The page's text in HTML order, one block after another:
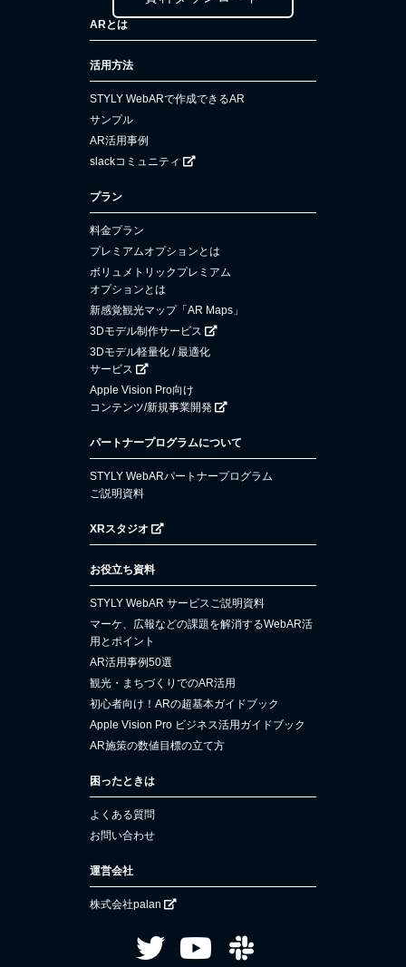
ARとは
活用方法
STYLY WebARで作成できるAR
サンプル
AR活用事例
slackコミュニティ
プラン
料金プラン
プレミアムオプションとは
ボリュメトリックプレミアム
オプションとは
新感覚観光マップ「AR Maps」
3Dモデル制作サービス
3Dモデル軽量化 / 最適化
サービス
Apple Vision Pro向け
コンテンツ/新規事業開発
パートナープログラムについて
STYLY WebARパートナープログラム
ご説明資料
XRスタジオ
お役立ち資料
STYLY WebAR サービスご説明資料
マーケ、広報などの課題を解消するWebAR活
用とポイント
AR活用事例50選
観光・まちづくりでのAR活用
初心者向け！ARの超基本ガイドブック
Apple Vision Pro ビジネス活用ガイドブック
AR施策の数値目標の立て方
困ったときは
よくある質問
お問い合わせ
運営会社
株式会社palan